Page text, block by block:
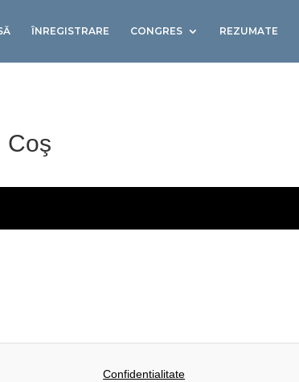
ȊNREGISTRARE CONGRES REZUMATE
Coş
Confidentialitate